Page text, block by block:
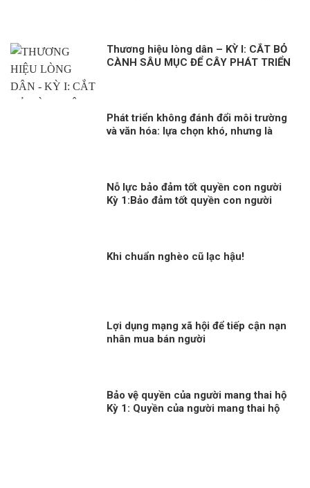
Thương hiệu lòng dân – KỲ I: CẮT BỎ
CÀNH SÂU MỤC ĐỂ CÂY PHÁT TRIỂN
Phát triển không đánh đổi môi trường
và văn hóa: lựa chọn khó, nhưng là
Nỗ lực bảo đảm tốt quyền con người
Kỳ 1:Bảo đảm tốt quyền con người
Khi chuẩn nghèo cũ lạc hậu!
Lợi dụng mạng xã hội để tiếp cận nạn
nhân mua bán người
Bảo vệ quyền của người mang thai hộ
Kỳ 1: Quyền của người mang thai hộ